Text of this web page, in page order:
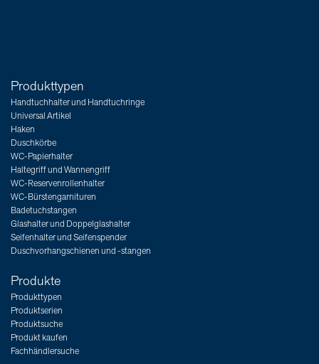
Produkttypen
Handtuchhalter und Handtuchringe
Universal Artikel
Haken
Duschkörbe
WC-Papierhalter
Haltegriff und Wannengriff
WC-Reservenrollenhalter
WC-Bürstengarnituren
Badetuchstangen
Glashalter und Doppelglashalter
Seifenhalter und Seifenspender
Duschvorhangschienen und -stangen
Produkte
Produkttypen
Produktserien
Produktsuche
Produkt kaufen
Fachhändlersuche